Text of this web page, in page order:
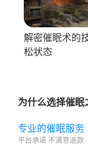
解密催眠术的
松状态
为什么选择催眠
专业的催眠服务
平台承诺 不满意退款